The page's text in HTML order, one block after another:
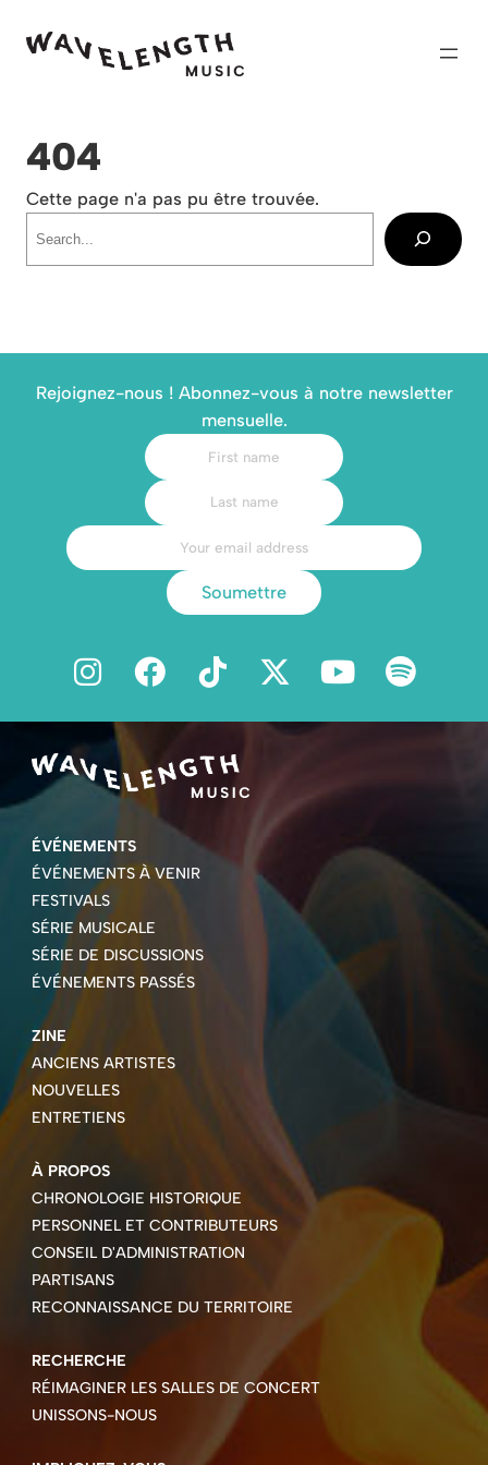
404
Cette page n'a pas pu être trouvée.
Rejoignez-nous ! Abonnez-vous à notre newsletter
mensuelle.
Soumettre
ÉVÉNEMENTS
ÉVÉNEMENTS À VENIR
FESTIVALS
SÉRIE MUSICALE
SÉRIE DE DISCUSSIONS
ÉVÉNEMENTS PASSÉS
ZINE
ANCIENS ARTISTES
NOUVELLES
ENTRETIENS
À PROPOS
CHRONOLOGIE HISTORIQUE
PERSONNEL ET CONTRIBUTEURS
CONSEIL D'ADMINISTRATION
PARTISANS
RECONNAISSANCE DU TERRITOIRE
RECHERCHE
RÉIMAGINER LES SALLES DE CONCERT
UNISSONS-NOUS